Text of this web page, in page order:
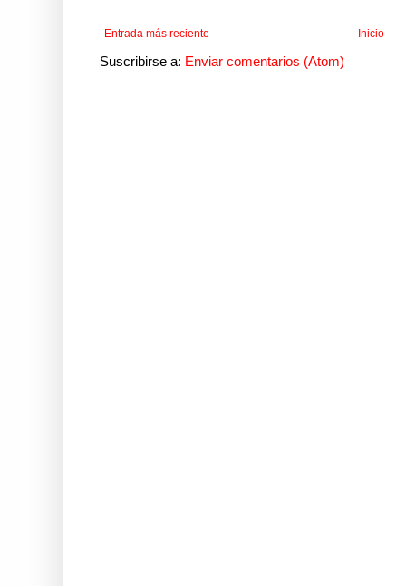
Entrada más reciente Inicio
Suscribirse a: Enviar comentarios (Atom)